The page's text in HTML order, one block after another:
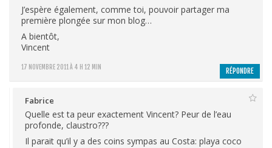
17 NOVEMBRE 2011 À 4 H 12 MIN
J’espère également, comme toi, pouvoir partager ma
première plongée sur mon blog…
A bientôt,
Vincent
RÉPONDRE
Fabrice
Quelle est ta peur exactement Vincent? Peur de l’eau
profonde, claustro???
Il parait qu’il y a des coins sympas au Costa: playa coco